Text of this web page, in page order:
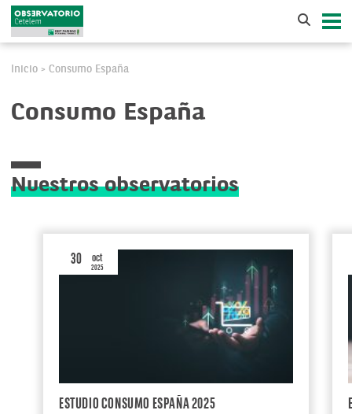
Inicio > Consumo España
Consumo España
Nuestros observatorios
30 oct
2025
ESTUDIO CONSUMO ESPAÑA 2025